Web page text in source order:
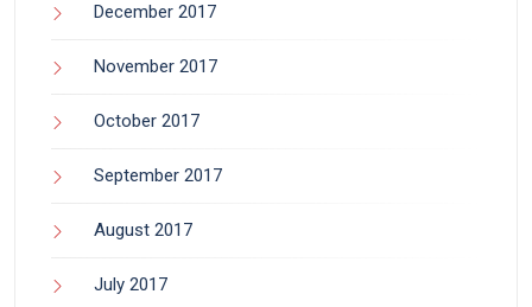
December 2017
November 2017
October 2017
September 2017
August 2017
July 2017